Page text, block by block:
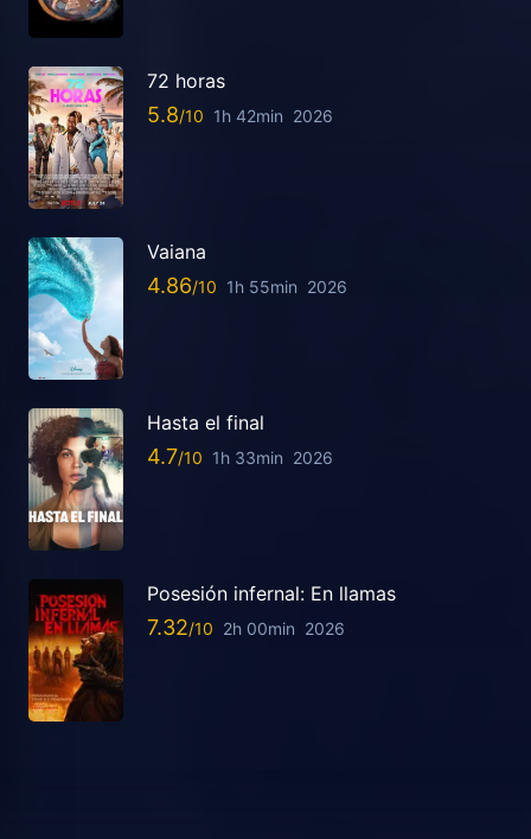
72 horas
5.8 1h 42min 2026
Vaiana
4.86 1h 55min 2026
Hasta el final
4.7 1h 33min 2026
Posesión infernal: En llamas
7.32 2h 00min 2026